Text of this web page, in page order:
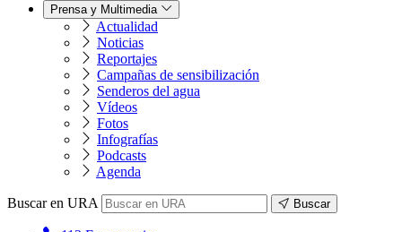
Prensa y Multimedia
Actualidad
Noticias
Reportajes
Campañas de sensibilización
Senderos del agua
Vídeos
Fotos
Infografías
Podcasts
Agenda
Buscar en URA Buscar